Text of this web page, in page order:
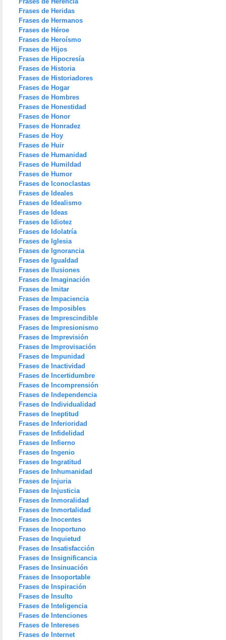
Frases de Heridas
Frases de Hermanos
Frases de Héroe
Frases de Heroísmo
Frases de Hijos
Frases de Hipocresía
Frases de Historia
Frases de Historiadores
Frases de Hogar
Frases de Hombres
Frases de Honestidad
Frases de Honor
Frases de Honradez
Frases de Hoy
Frases de Huir
Frases de Humanidad
Frases de Humildad
Frases de Humor
Frases de Iconoclastas
Frases de Ideales
Frases de Idealismo
Frases de Ideas
Frases de Idiotez
Frases de Idolatría
Frases de Iglesia
Frases de Ignorancia
Frases de Igualdad
Frases de Ilusiones
Frases de Imaginación
Frases de Imitar
Frases de Impaciencia
Frases de Imposibles
Frases de Imprescindible
Frases de Impresionismo
Frases de Imprevisión
Frases de Improvisación
Frases de Impunidad
Frases de Inactividad
Frases de Incertidumbre
Frases de Incomprensión
Frases de Independencia
Frases de Individualidad
Frases de Ineptitud
Frases de Inferioridad
Frases de Infidelidad
Frases de Infierno
Frases de Ingenio
Frases de Ingratitud
Frases de Inhumanidad
Frases de Injuria
Frases de Injusticia
Frases de Inmoralidad
Frases de Inmortalidad
Frases de Inocentes
Frases de Inoportuno
Frases de Inquietud
Frases de Insatisfacción
Frases de Insignificancia
Frases de Insinuación
Frases de Insoportable
Frases de Inspiración
Frases de Insulto
Frases de Inteligencia
Frases de Intenciones
Frases de Intereses
Frases de Internet